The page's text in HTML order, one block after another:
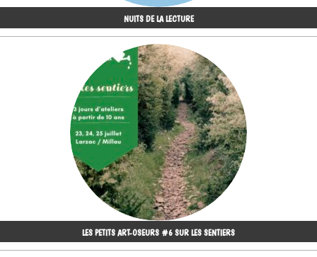
NUITS DE LA LECTURE
LES PETITS ART-OSEURS #6 SUR LES SENTIERS